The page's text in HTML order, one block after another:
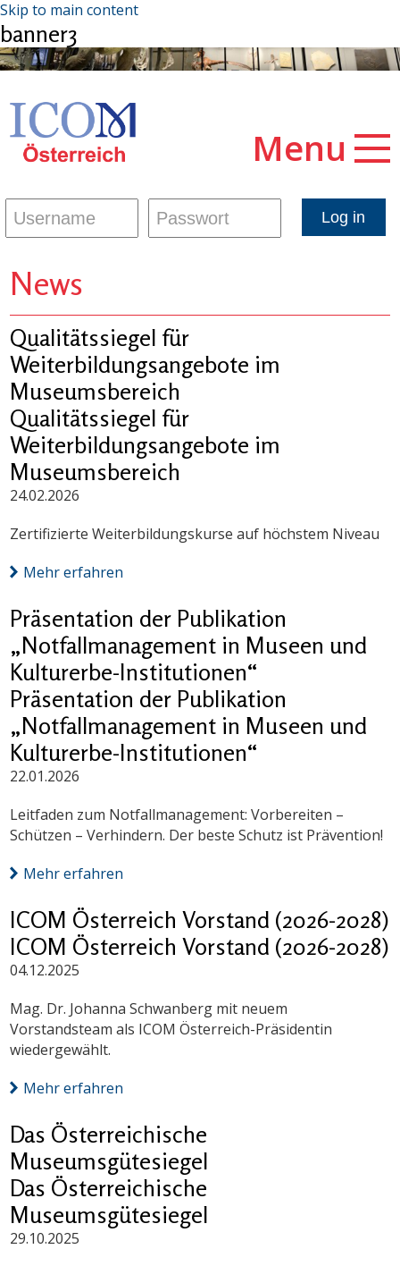
Skip to main content
banner3
Menu
News
Qualitätssiegel für
Weiterbildungsangebote im
Museumsbereich
Qualitätssiegel für
Weiterbildungsangebote im
Museumsbereich
24.02.2026
Zertifizierte Weiterbildungskurse auf höchstem Niveau
Mehr erfahren
Präsentation der Publikation
„Notfallmanagement in Museen und
Kulturerbe-Institutionen“
Präsentation der Publikation
„Notfallmanagement in Museen und
Kulturerbe-Institutionen“
22.01.2026
Leitfaden zum Notfallmanagement: Vorbereiten –
Schützen – Verhindern. Der beste Schutz ist Prävention!
Mehr erfahren
ICOM Österreich Vorstand (2026-2028)
ICOM Österreich Vorstand (2026-2028)
04.12.2025
Mag. Dr. Johanna Schwanberg mit neuem
Vorstandsteam als ICOM Österreich-Präsidentin
wiedergewählt.
Mehr erfahren
Das Österreichische
Museumsgütesiegel
Das Österreichische
Museumsgütesiegel
29.10.2025